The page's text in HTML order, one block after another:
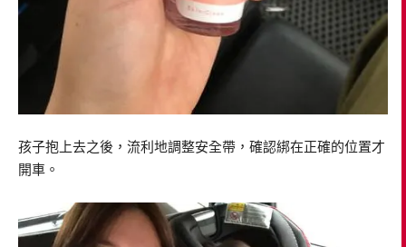
孩子抱上去之後，流利地調整安全帶，確認綁在正確的位置才
開車。